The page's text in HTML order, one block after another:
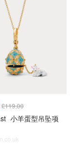
£119.00
小羊蛋型吊坠项